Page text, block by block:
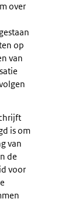
over
op
van
is om
van
de
voor